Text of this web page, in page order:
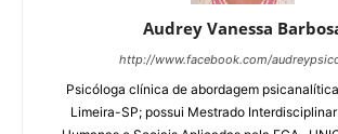
Audrey Vanessa
http://www.facebook.com/
Psicóloga clínica de abordagem
Limeira-SP; possui Mestrado